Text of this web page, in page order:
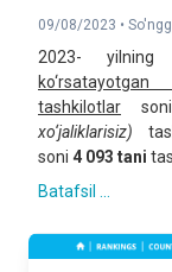
09/08/2023 •
2023-
tashkilotlar
xo‘jaliklarisiz)
soni 4 093 tani
Batafsil ...